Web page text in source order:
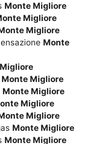
Monte Migliore
Migliore
Migliore
Monte
Monte Migliore
Monte Migliore
Migliore
Migliore
Monte Migliore
Monte Migliore